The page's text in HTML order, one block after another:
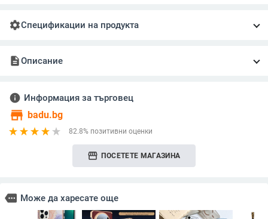
settingsСпецификации на продукта
descriptionОписание
info Информация за търговец
store badu.bg
82.8% позитивни оценки
storefront ПОСЕТЕТЕ МАГАЗИНА
more Може да харесате още